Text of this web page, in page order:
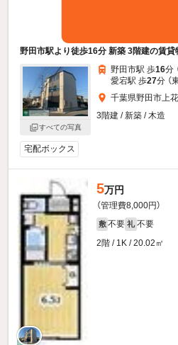
野田市駅より徒歩16分 新築 3階建の賃貸
すべての写真
野田市駅 歩16分
愛宕駅 歩27分 （
千葉県野田市上
3階建 / 新築 / 木造
宅配ボックス
5万円
（管理費8,000円）
敷 不要 礼 不要
2階 / 1K / 20.02㎡